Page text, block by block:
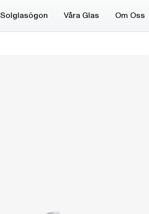
Solglasögon Våra Glas Om Oss